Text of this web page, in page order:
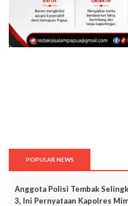
POPULAR NEWS
Anggota Polisi Tembak
3, Ini Pernyataan Kapolres